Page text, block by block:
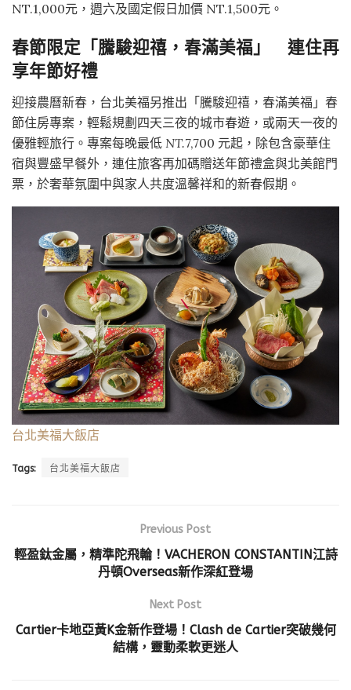
NT.1,000元，週六及國定假日加價 NT.1,500元。
春節限定「騰駿迎禧，春滿美福」 連住再
享年節好禮
迎接農曆新春，台北美福另推出「騰駿迎禧，春滿美福」春
節住房專案，輕鬆規劃四天三夜的城市春遊，或兩天一夜的
優雅輕旅行。專案每晚最低 NT.7,700 元起，除包含豪華住
宿與豐盛早餐外，連住旅客再加碼贈送年節禮盒與北美館門
票，於奢華氛圍中與家人共度溫馨祥和的新春假期。
台北美福大飯店
Tags: 台北美福大飯店
Previous Post
輕盈鈦金屬，精準陀飛輪！VACHERON CONSTANTIN江詩
丹頓Overseas新作深紅登場
Next Post
Cartier卡地亞黃K金新作登場！Clash de Cartier突破幾何
結構，靈動柔軟更迷人